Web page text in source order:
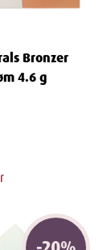
Bronzer
4.6 g